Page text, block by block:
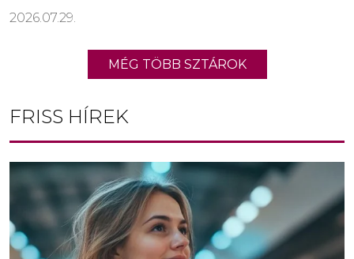
2026.07.29.
MÉG TÖBB SZTÁROK
FRISS HÍREK